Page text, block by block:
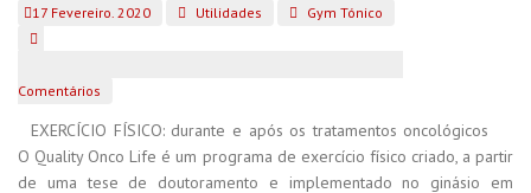
17 Fevereiro. 2020 Utilidades Gym Tónico
Comentários
EXERCÍCIO FÍSICO: durante e após os tratamentos oncológicos
O Quality Onco Life é um programa de exercício físico criado, a partir
de uma tese de doutoramento e implementado no ginásio em